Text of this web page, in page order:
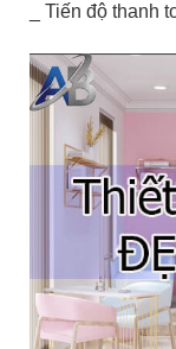
_ Tiến độ thanh